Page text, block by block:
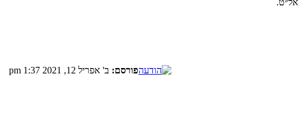
פורסם: ב' אפריל 12, 2021 1:37 pm